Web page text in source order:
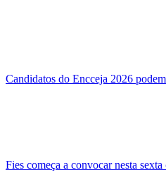
Candidatos do Encceja 2026
Fies começa a convocar nesta sexta